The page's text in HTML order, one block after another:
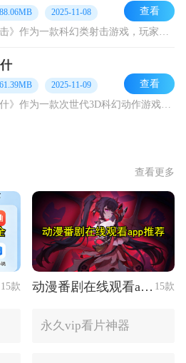
88.06MB 2025-11-08 查看
61.39MB 2025-11-09
《云战双帕弥什》作为一款次世代3D科幻动作游戏，其实就是《战双帕弥什》的云游戏版本。它的游戏玩法和原作并无差异，玩家在游戏里会化身为指挥官，率领人类最后的希望—
查看
查看更多
15款 动漫番剧在线观看app推荐 15款
永久vip看片神器